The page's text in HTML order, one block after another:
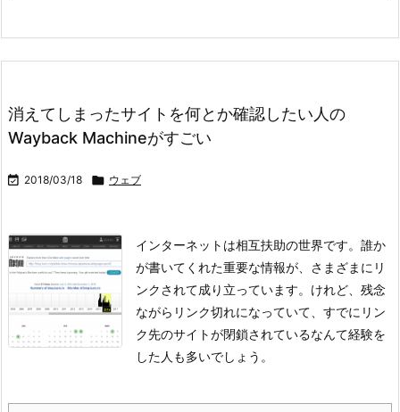
消えてしまったサイトを何とか確認したい人の
Wayback Machineがすごい
 2018/03/18  ウェブ
インターネットは相互扶助の世界です。誰か
が書いてくれた重要な情報が、さまざまにリ
ンクされて成り立っています。けれど、残念
ながらリンク切れになっていて、すでにリン
ク先のサイトが閉鎖されているなんて経験を
した人も多いでしょう。